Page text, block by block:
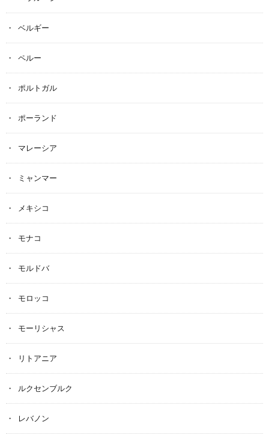
ベルギー
ペルー
ポルトガル
ポーランド
マレーシア
ミャンマー
メキシコ
モナコ
モルドバ
モロッコ
モーリシャス
リトアニア
ルクセンブルク
レバノン